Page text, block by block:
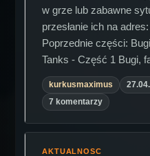
w grze lub zabawne
przesłanie ich na
Poprzednie części:
Tanks - Część 1 Bugi,
kurkusmaximus
7 komentarzy
AKTUALNOSC